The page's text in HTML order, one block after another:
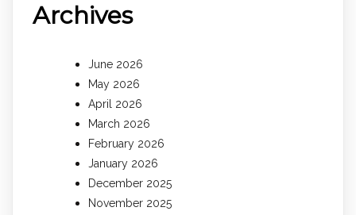
Archives
June 2026
May 2026
April 2026
March 2026
February 2026
January 2026
December 2025
November 2025